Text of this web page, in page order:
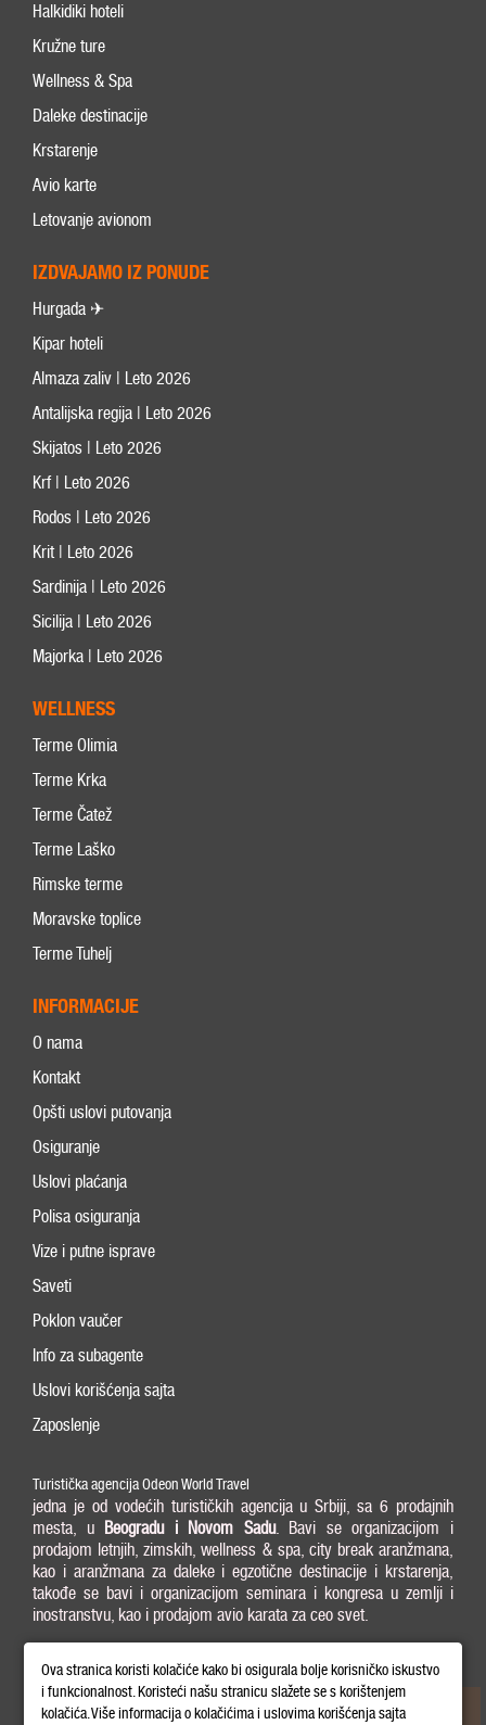
Halkidiki hoteli
Kružne ture
Wellness & Spa
Daleke destinacije
Krstarenje
Avio karte
Letovanje avionom
IZDVAJAMO IZ PONUDE
Hurgada ✈
Kipar hoteli
Almaza zaliv | Leto 2026
Antalijska regija | Leto 2026
Skijatos | Leto 2026
Krf | Leto 2026
Rodos | Leto 2026
Krit | Leto 2026
Sardinija | Leto 2026
Sicilija | Leto 2026
Majorka | Leto 2026
WELLNESS
Terme Olimia
Terme Krka
Terme Čatež
Terme Laško
Rimske terme
Moravske toplice
Terme Tuhelj
INFORMACIJE
O nama
Kontakt
Opšti uslovi putovanja
Osiguranje
Uslovi plaćanja
Polisa osiguranja
Vize i putne isprave
Saveti
Poklon vaučer
Info za subagente
Uslovi korišćenja sajta
Zaposlenje
Turistička agencija Odeon World Travel
jedna je od vodećih turističkih agencija u Srbiji, sa 6 prodajnih
mesta, u Beogradu i Novom Sadu. Bavi se organizacijom i
prodajom letnjih, zimskih, wellness & spa, city break aranžmana,
kao i aranžmana za daleke i egzotične destinacije i krstarenja,
takođe se bavi i organizacijom seminara i kongresa u zemlji i
inostranstvu, kao i prodajom avio karata za ceo svet.
011/3238-004 | office@odeontravel.rs |
Radno vreme 08:00 - 20:00
Copyright © 2026 Odeon World Travel d.o.o MB 20370424. All Rights Reserved.
Ova stranica koristi kolačiće kako bi osigurala bolje korisničko iskustvo
i funkcionalnost. Koristeći našu stranicu slažete se s korištenjem
kolačića. Više informacija o kolačićima i uslovima korišćenja sajta